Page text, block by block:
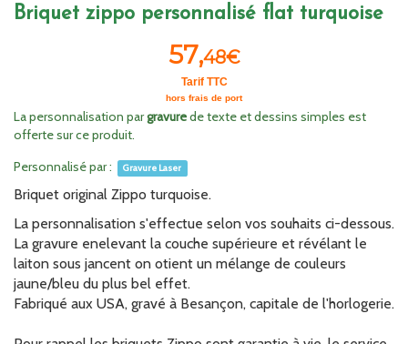
Briquet zippo personnalisé flat turquoise
57,48€
Tarif TTC
hors frais de port
La personnalisation pargravurede texte et dessins simples est
offerte sur ce produit.
Personnalisé par :
Gravure Laser
Briquet original Zippo turquoise.
La personnalisation s'effectue selon vos souhaits ci-dessous.
La gravure enelevant la couche supérieure et révélant le
laiton sous jancent on otient un mélange de couleurs
jaune/bleu du plus bel effet.
Fabriqué aux USA, gravé à Besançon, capitale de l'horlogerie.